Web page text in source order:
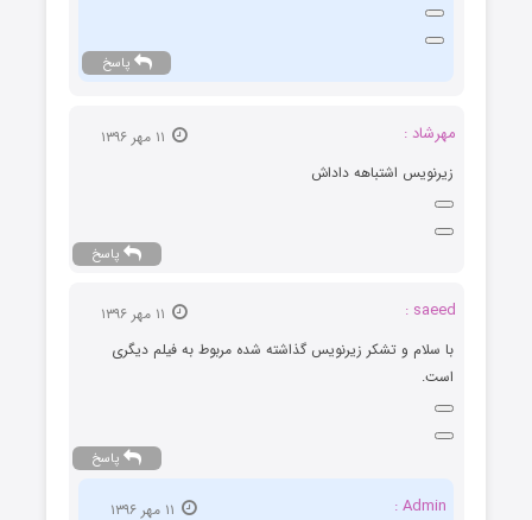
پاسخ
مهرشاد :
زیرنویس اشتباهه داداش
پاسخ
saeed :
با سلام و تشکر زیرنویس گذاشته شده مربوط به فیلم دیگری
است.
پاسخ
Admin :